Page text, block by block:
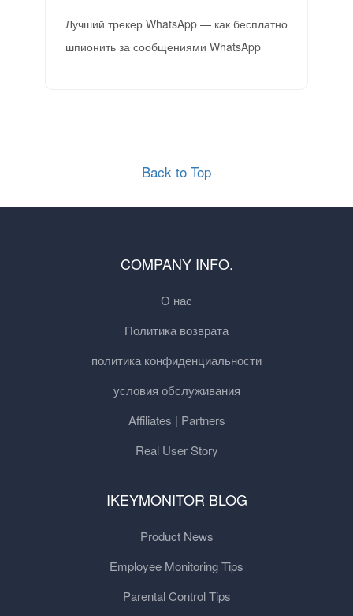
Лучший трекер WhatsApp — как бесплатно
шпионить за сообщениями WhatsApp
Back to Top
COMPANY INFO.
О нас
Политика возврата
политика конфиденциальности
условия обслуживания
Affiliates | Partners
Real User Story
IKEYMONITOR BLOG
Product News
Employee Monitoring Tips
Parental Control Tips